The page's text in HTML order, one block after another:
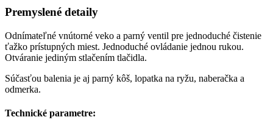
Premyslené detaily
Odnímateľné vnútorné veko a parný ventil pre jednoduché čistenie
ťažko prístupných miest. Jednoduché ovládanie jednou rukou.
Otváranie jediným stlačením tlačidla.
Súčasťou balenia je aj parný kôš, lopatka na ryžu, naberačka a
odmerka.
Technické parametre: